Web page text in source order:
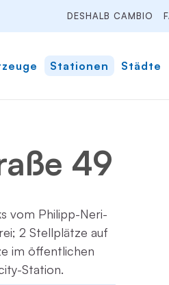
DESHALB CAMBIO
Stationen Städte
49
vom Philipp-Neri-
2 Stellplätze auf
im öffentlichen
Station.